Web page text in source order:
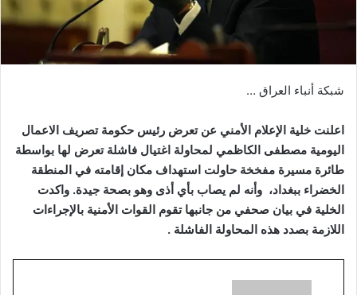
شبكة أنباء العراق …
اعلنت خلية الإعلام الأمني عن تعرض رئيس حكومة تصريف الاعمال
اليومية مصطفى الكاظمي لمحاولة اغتيال فاشلة تعرض لها بواسطة
طائرة مسيرة مفخخة حاولت استهداف مكان إقامته في المنطقة
الخضراء ببغداد، وأنه لم يصاب بأي أذى وهو بصحة جيدة. واكدت
الخلية في بيان صحفي من جانبها تقوم القوات الأمنية بالإجراءات
اللازمة بصدد هذه المحاولة الفاشلة .